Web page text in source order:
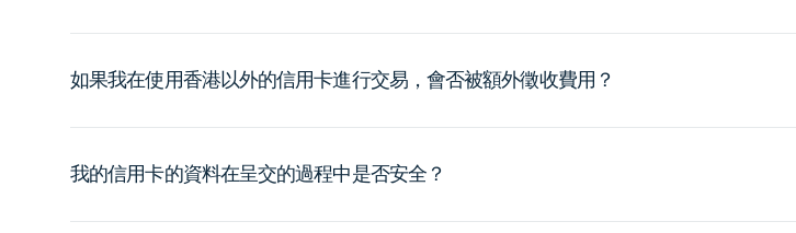
如果我在使用香港以外的信用卡進行交易，會否被額外徵收費用？
我的信用卡的資料在呈交的過程中是否安全？